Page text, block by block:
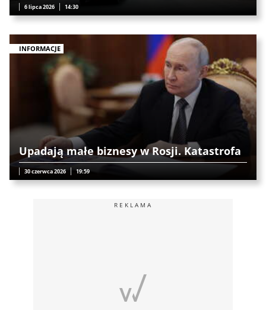
6 lipca 2026 14:30
INFORMACJE
Upadają małe biznesy w Rosji. Katastrofa
30 czerwca 2026 19:59
REKLAMA